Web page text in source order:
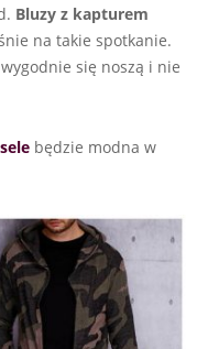
Bluzy z kapturem
na takie spotkanie.
się noszą i nie
będzie modna w